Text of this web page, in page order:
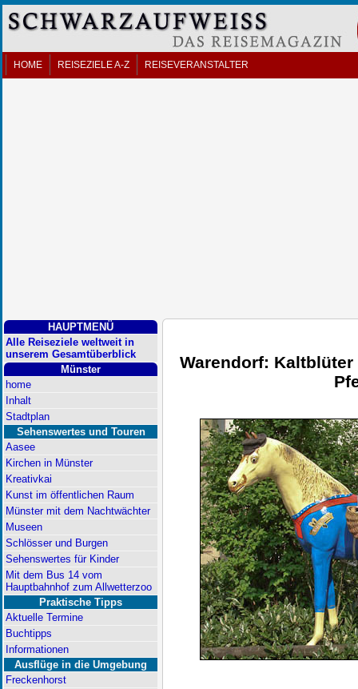
HOME REISEZIELE A-Z REISEVERANSTALTER
HAUPTMENÜ
Alle Reiseziele weltweit in
unserem Gesamtüberblick
Münster
home
Inhalt
Stadtplan
Sehenswertes und Touren
Aasee
Kirchen in Münster
Kreativkai
Kunst im öffentlichen Raum
Münster mit dem Nachtwächter
Museen
Schlösser und Burgen
Sehenswertes für Kinder
Mit dem Bus 14 vom
Hauptbahnhof zum Allwetterzoo
Praktische Tipps
Aktuelle Termine
Buchtipps
Informationen
Ausflüge in die Umgebung
Freckenhorst
Warendorf: